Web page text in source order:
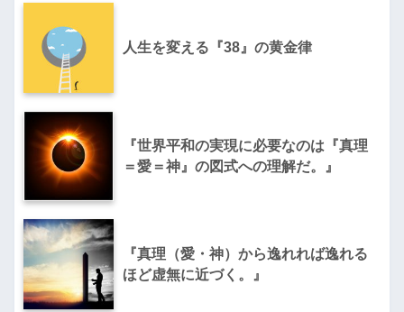
人生を変える『38』の黄金律
『世界平和の実現に必要なのは『真理
＝愛＝神』の図式への理解だ。』
『真理（愛・神）から逸れれば逸れる
ほど虚無に近づく。』